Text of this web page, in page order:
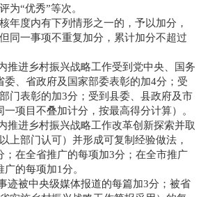
为“优秀”等次。
度内有下列情形之一的，予以加分，
同一事项不重复加分，累计加分不超过
进乡村振兴战略工作受到党中央、国务
委、省政府及国家部委表彰的加4分；受
门表彰的加3分；受到县委、县政府及市
项目不叠加计分，按最高得分计算）。
进乡村振兴战略工作改革创新探索并取
上部门认可）并形成可复制经验做法，
；在全省推广的每项加3分；在全市推广
的每项加1分。
被中央级媒体报道的每篇加3分；被省